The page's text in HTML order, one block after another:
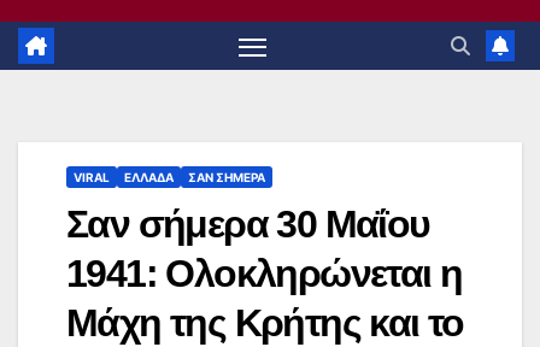
VIRAL ΕΛΛΑΔΑ ΣΑΝ ΣΗΜΕΡΑ
Σαν σήμερα 30 Μαΐου
1941: Ολοκληρώνεται η
Μάχη της Κρήτης και το